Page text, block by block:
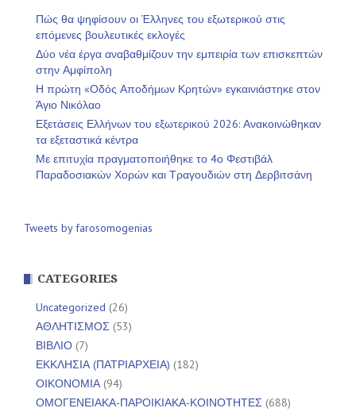
Πώς θα ψηφίσουν οι Έλληνες του εξωτερικού στις
επόμενες βουλευτικές εκλογές
Δύο νέα έργα αναβαθμίζουν την εμπειρία των επισκεπτών
στην Αμφίπολη
Η πρώτη «Οδός Αποδήμων Κρητών» εγκαινιάστηκε στον
Άγιο Νικόλαο
Εξετάσεις Ελλήνων του εξωτερικού 2026: Ανακοινώθηκαν
τα εξεταστικά κέντρα
Με επιτυχία πραγματοποιήθηκε το 4ο Φεστιβάλ
Παραδοσιακών Χορών και Τραγουδιών στη Δερβιτσάνη
Tweets by farosomogenias
CATEGORIES
Uncategorized (26)
ΑΘΛΗΤΙΣΜΟΣ (53)
ΒΙΒΛΙΟ (7)
ΕΚΚΛΗΣΙΑ (ΠΑΤΡΙΑΡΧΕΙΑ) (182)
ΟΙΚΟΝΟΜΙΑ(94)
ΟΜΟΓΕΝΕΙΑΚΑ-ΠΑΡΟΙΚΙΑΚΑ-ΚΟΙΝΟΤΗΤΕΣ (688)